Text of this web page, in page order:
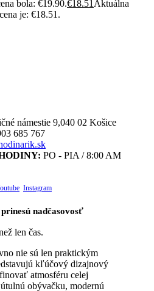
bola: €19.90.€18.51 Aktuálna
cena je: €18.51.
námestie 9,040 02 Košice
685 767
PO - PIA / 8:00 AM
Instagram
nadčasovosť
len čas.
nie sú len praktickým
kľúčový dizajnový
atmosféru celej
obývačku, modernú